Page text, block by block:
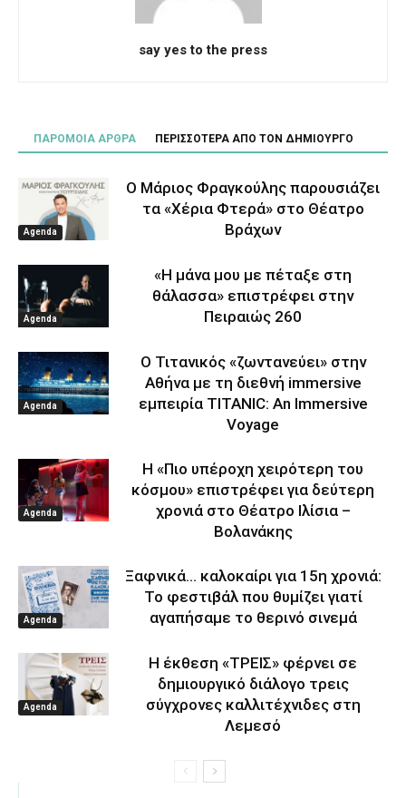
say yes to the press
ΠΑΡΟΜΟΙΑ ΑΡΘΡΑ ΠΕΡΙΣΣΟΤΕΡΑ ΑΠΟ ΤΟΝ ΔΗΜΙΟΥΡΓΟ
Agenda
Ο Μάριος Φραγκούλης παρουσιάζει
τα «Χέρια Φτερά» στο Θέατρο
Βράχων
Agenda
«Η μάνα μου με πέταξε στη
θάλασσα» επιστρέφει στην
Πειραιώς 260
Agenda
Ο Τιτανικός «ζωντανεύει» στην
Αθήνα με τη διεθνή immersive
εμπειρία TITANIC: An Immersive
Voyage
Agenda
Η «Πιο υπέροχη χειρότερη του
κόσμου» επιστρέφει για δεύτερη
χρονιά στο Θέατρο Ιλίσια –
Βολανάκης
Agenda
Ξαφνικά… καλοκαίρι για 15η χρονιά:
Το φεστιβάλ που θυμίζει γιατί
αγαπήσαμε το θερινό σινεμά
Agenda
Η έκθεση «ΤΡΕΙΣ» φέρνει σε
δημιουργικό διάλογο τρεις
σύγχρονες καλλιτέχνιδες στη
Λεμεσό